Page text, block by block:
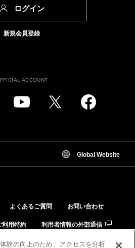
ログイン
新規会員登録
ACCOUNT
Global Website
よくあるご質問 お問い合わせ
利用特約 利用者情報の外部通信
特定商取引法に基づく表示
験の向上のため、アクセスを分析